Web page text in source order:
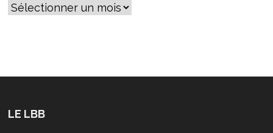
LE LBB